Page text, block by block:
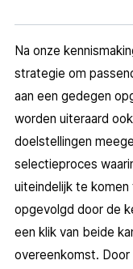
Na onze
strategie om
aan een gedegen
worden uiteraard
doelstellingen
selectieproces
uiteindelijk te
opgevolgd door de
een klik van beide
overeenkomst.